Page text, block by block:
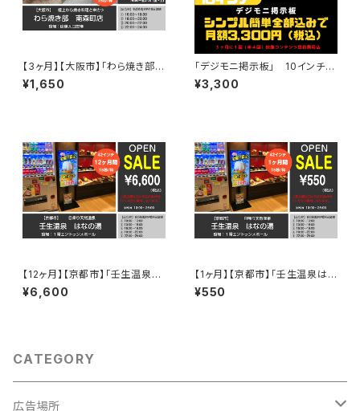
【3ヶ月】【大阪市】「わら焼き部南
森町店」店舗入口左横 1枠15
秒・2時間16回放映/1日 ＜42
¥1,650
「デジモニ掲示板」 10インチ
業務用自立スタンド付き白色
¥3,300
【12ヶ月】【京都市】「壬生温泉は
なの湯」１階エントランスホー
ル 1枠15秒・3時間24回放映/1
¥6,600
【1ヶ月】【京都市】「壬生温泉は
なの湯」１階エントランスホー
ル 1枠15秒・3時間24回放映/1
¥550
CATEGORY
広告場所